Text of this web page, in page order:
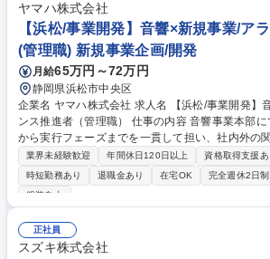
ヤマハ株式会社
【浜松/事業開発】音響×新規事業/ア
(管理職) 新規事業企画/開発
月給65万円～72万円
静岡県浜松市中央区
企業名 ヤマハ株式会社 求人名 【浜松/事業開発】音響×新規事業/アライア
ンス推進者（管理職） 仕事の内容 音響事業本部にて事業構想の検討段階
から実行フェーズまでを一貫して担い、社内外の
ロジェクトの推進をお任せいたします。 【■具体的には】◎事業戦略・成
長シナリオの企画立案◎M&A・出資案件に関する
進◎社外企業とのアライアンス企画・推進（交渉
ネジメント【■業務比率イメージ】 企画・構想：
渉・調整）：約60％ 調査・分析：約10％ 募集職種 【浜松/事業開発】音
響×新規事業/アライアンス推進者（管理職）
業界未経験歓迎 年間休日120日以上 資格取得支援あ
時短勤務あり
退職金あり 在宅OK 完全週休2日制
服装自由
正社員
スズキ株式会社